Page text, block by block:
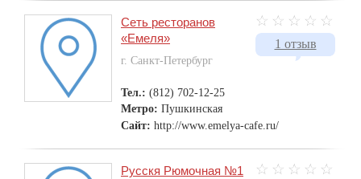
1 отзыв
Сеть ресторанов
«Емеля»
г. Санкт-Петербург
Тел.: (812) 702-12-25
Метро: Пушкинская
Сайт: http://www.emelya-cafe.ru/
Русскя Рюмочная №1